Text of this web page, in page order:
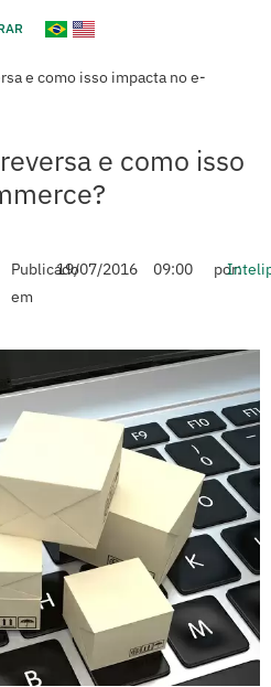
e como isso impacta no e-
e como isso
Publicado
em
19/07/2016 09:00 por: